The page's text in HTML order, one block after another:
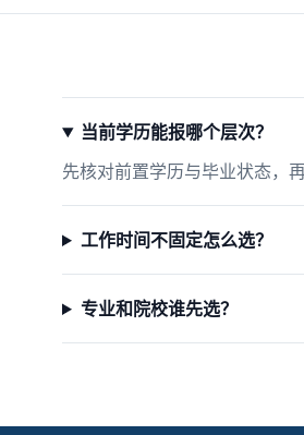
当前学历能报哪个层次？
先核对前置学历与毕业状态，
工作时间不固定怎么选？
专业和院校谁先选？